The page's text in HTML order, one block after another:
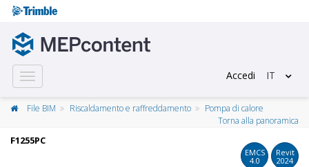
Toggle
navigation
Accedi IT
File BIM Riscaldamento e raffreddamento
Pompa di calore
Torna alla panoramica
F1255PC
EMCS
4.0
Revit
2024